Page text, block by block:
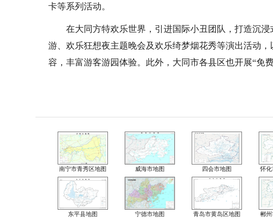
卡等系列活动。
在大同方特欢乐世界，引进国际小丑团队，打造沉浸
游、欢乐狂想夜主题晚会及欢乐绮梦烟花秀等演出活动
容，丰富游客游园体验。此外，大同市各县区也开展“免
南宁市青秀区地图 威海市地图 四会市地图 怀化
东平县地图 宁德市地图 青岛市黄岛区地图 郴州